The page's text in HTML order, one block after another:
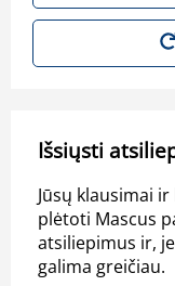
Išsiųsti
Jūsų klausimai
plėtoti Mascus
atsiliepimus ir,
galima greičiau.